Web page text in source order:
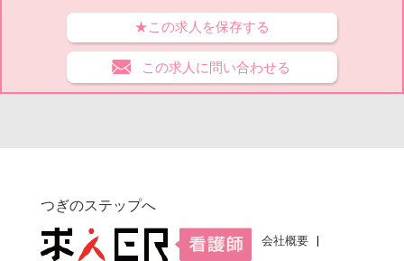
★この求人を保存する
この求人に問い合わせる
つぎのステップへ
会社概要